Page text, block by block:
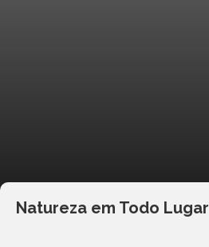
Natureza em Todo Lugar